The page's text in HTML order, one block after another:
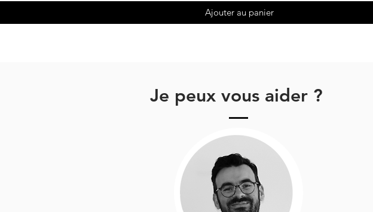
Ajouter au panier
Je peux vous aider ?